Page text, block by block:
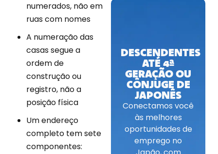
numerados, não em
ruas com nomes
A numeração das
casas segue a
ordem de
construção ou
registro, não a
posição física
Um endereço
completo tem sete
componentes:
DESCENDENTES
ATÉ 4ª
GERAÇÃO OU
CÔNJUGE DE
JAPONÊS
Conectamos você
às melhores
oportunidades de
emprego no